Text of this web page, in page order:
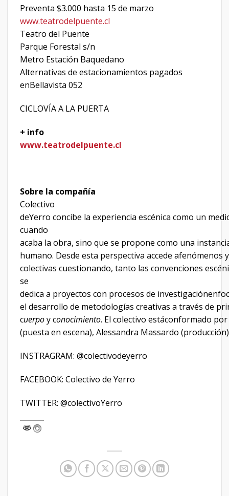
Preventa $3.000 hasta 15 de marzo
www.teatrodelpuente.cl
Teatro del Puente
Parque Forestal s/n
Metro Estación Baquedano
Alternativas de estacionamientos pagados
enBellavista 052
CICLOVÍA A LA PUERTA
+ info
www.teatrodelpuente.cl
Sobre la compañía
Colectivo
deYerro concibe la experiencia escénica como un
cuando
acaba la obra, sino que se propone como una
humano. Desde esta perspectiva accede afenómenos
colectivas cuestionando, tanto las convenciones
se
dedica a proyectos con procesos de
el desarrollo de metodologías creativas a través de
cuerpoy conocimiento. El colectivo estáconformado
(puesta en escena), Alessandra Massardo
INSTRAGRAM: @colectivodeyerro
FACEBOOK: Colectivo de Yerro
TWITTER: @colectivoYerro